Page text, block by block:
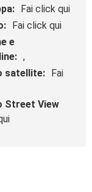
Fai click qui
Fai click qui
e
,
satellite: Fai
Street View